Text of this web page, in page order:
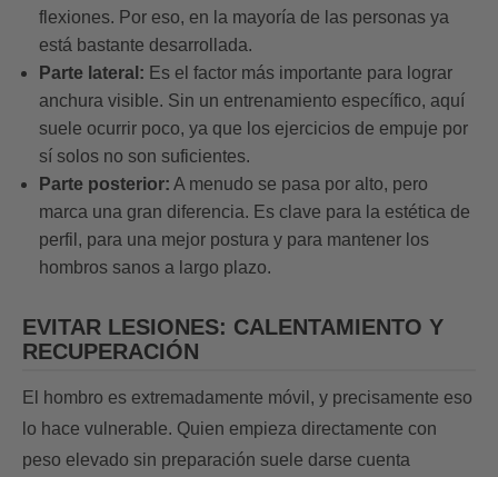
flexiones. Por eso, en la mayoría de las personas ya
está bastante desarrollada.
Parte lateral: Es el factor más importante para lograr
anchura visible. Sin un entrenamiento específico, aquí
suele ocurrir poco, ya que los ejercicios de empuje por
sí solos no son suficientes.
Parte posterior: A menudo se pasa por alto, pero
marca una gran diferencia. Es clave para la estética de
perfil, para una mejor postura y para mantener los
hombros sanos a largo plazo.
EVITAR LESIONES: CALENTAMIENTO Y
RECUPERACIÓN
El hombro es extremadamente móvil, y precisamente eso
lo hace vulnerable. Quien empieza directamente con
peso elevado sin preparación suele darse cuenta